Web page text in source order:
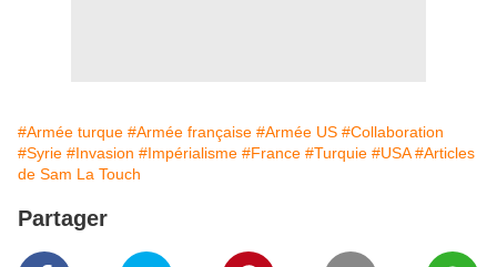
#Armée turque #Armée française #Armée US #Collaboration
#Syrie #Invasion #Impérialisme #France #Turquie #USA #Articles
de Sam La Touch
Partager